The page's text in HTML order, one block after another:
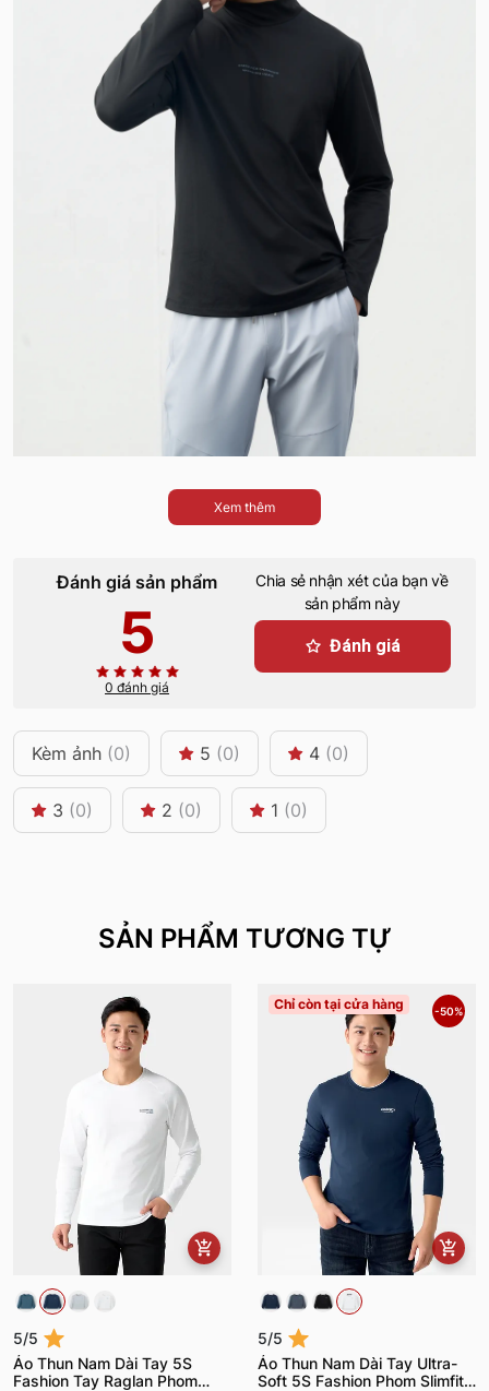
Xem thêm
Đánh giá sản phẩm
5
0 đánh giá
Chia sẻ nhận xét của bạn về
sản phẩm này
Đánh giá
Kèm ảnh (0) 5 (0) 4 (0)
3 (0) 2 (0) 1 (0)
SẢN PHẨM TƯƠNG TỰ
5/5
Áo Thun Nam Dài Tay 5S
Fashion Tay Raglan Phom
Chỉ còn tại cửa hàng -50%
5/5
Áo Thun Nam Dài Tay Ultra-
Soft 5S Fashion Phom Slimfit